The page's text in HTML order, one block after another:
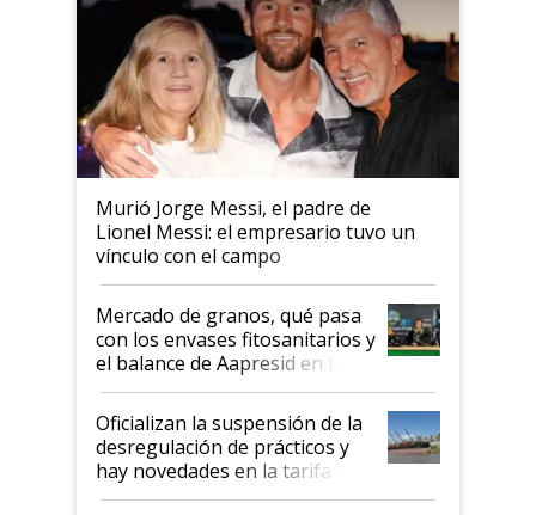
Murió Jorge Messi, el padre de
Lionel Messi: el empresario tuvo un
vínculo con el campo
Mercado de granos, qué pasa
con los envases fitosanitarios y
el balance de Aapresid en La
Posta
Oficializan la suspensión de la
desregulación de prácticos y
hay novedades en la tarifa de
la hidrovía